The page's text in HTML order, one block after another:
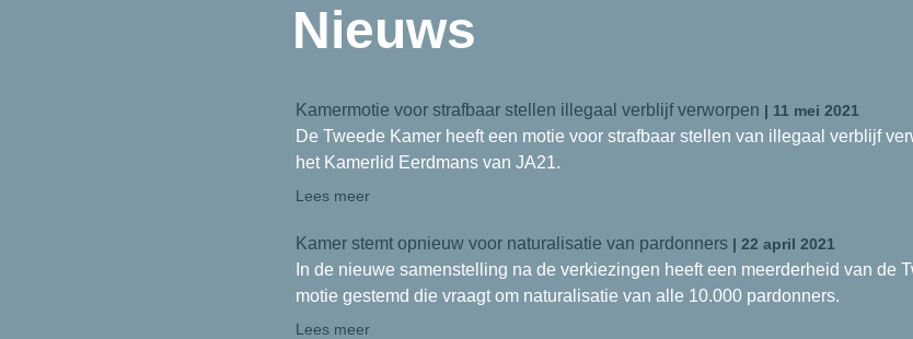
Nieuws
Kamermotie voor strafbaar stellen illegaal verblijf verworpen | 11 mei 2021
De Tweede Kamer heeft een motie voor strafbaar stellen van illegaal verblijf
het Kamerlid Eerdmans van JA21.
Lees meer
Kamer stemt opnieuw voor naturalisatie van pardonners | 22 april 2021
In de nieuwe samenstelling na de verkiezingen heeft een meerderheid van de
motie gestemd die vraagt om naturalisatie van alle 10.000 pardonners.
Lees meer